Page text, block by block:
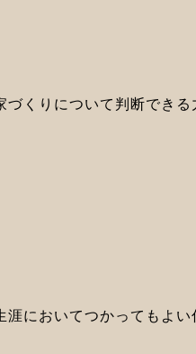
くりについて判断できる
においてつかってもよ